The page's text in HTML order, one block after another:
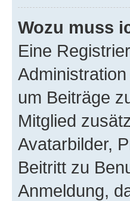
Wozu muss
Eine
um Beiträge
Mitglied
Avatarbilder,
Beitritt zu
Anmeldung,